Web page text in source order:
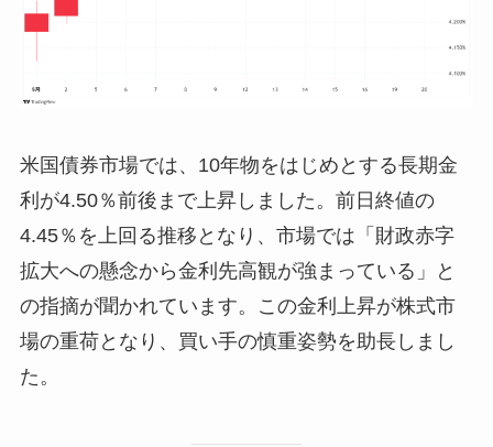
米国債券市場では、10年物をはじめとする長期金
利が4.50％前後まで上昇しました。前日終値の
4.45％を上回る推移となり、市場では「財政赤字
拡大への懸念から金利先高観が強まっている」と
の指摘が聞かれています。この金利上昇が株式市
場の重荷となり、買い手の慎重姿勢を助長しまし
た。